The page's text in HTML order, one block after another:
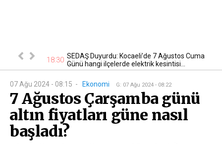
otomobil 18:30 SEDAŞ Duyurdu: Kocaeli’de 7 Ağustos Cuma
Günü hangi ilçelerde elektrik kesintisi...
07 Ağu 2024 - 08:15 - Ekonomi G: 07 Ağu 2024 - 08:22
7 Ağustos Çarşamba günü
altın fiyatları güne nasıl
başladı?